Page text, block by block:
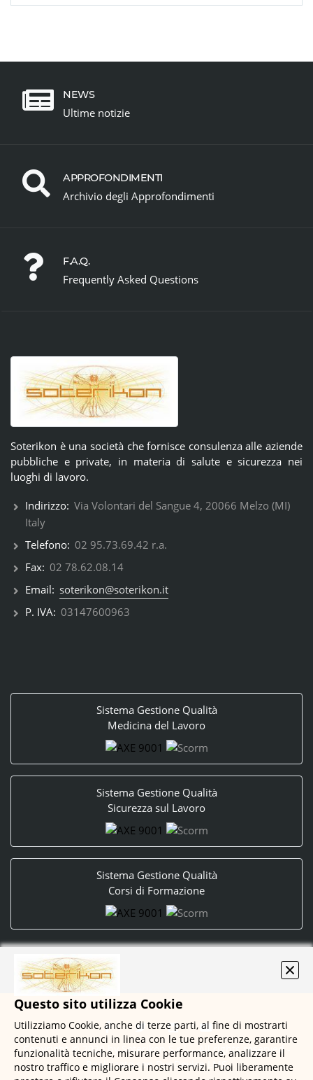
NEWS
Ultime notizie
APPROFONDIMENTI
Archivio degli Approfondimenti
F.A.Q.
Frequently Asked Questions
Soterikon è una società che fornisce consulenza alle aziende
pubbliche e private, in materia di salute e sicurezza nei
luoghi di lavoro.
Indirizzo: Via Volontari del Sangue 4, 20066 Melzo (MI)
Italy
Telefono: 02 95.73.69.42 r.a.
Fax: 02 78.62.08.14
Email: soterikon@soterikon.it
P. IVA: 03147600963
Sistema Gestione Qualità
Medicina del Lavoro
Sistema Gestione Qualità
Sicurezza sul Lavoro
Sistema Gestione Qualità
Corsi di Formazione
Copyright © 2020 by Soterikon S.r.l. - All rights reserved -
Realizzato conDynDevice LMS
Questo sito utilizza Cookie
Utilizziamo Cookie, anche di terze parti, al fine di mostrarti
contenuti e annunci in linea con le tue preferenze, garantire
funzionalità tecniche, misurare performance, analizzare il
nostro traffico e migliorare i nostri servizi. Puoi liberamente